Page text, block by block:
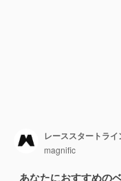
レーススタートラ
magnific
あなたにおすすめの